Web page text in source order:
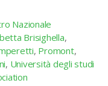
Nazionale
Brisighella,
, Promont,
, Università degli studi